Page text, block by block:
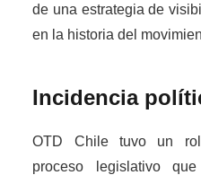
de una estrategia de
en la historia del
Incidencia
OTD Chile tuvo un rol
proceso legislativo